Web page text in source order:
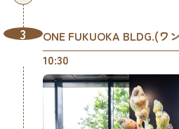
3
ONE FUKUOKA BLDG.(ワ
10:30